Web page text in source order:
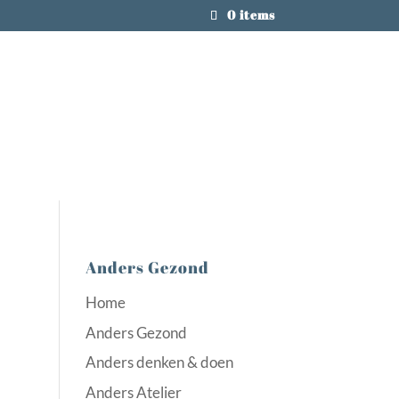
0 items
Anders Gezond
Home
Anders Gezond
Anders denken & doen
Anders Atelier